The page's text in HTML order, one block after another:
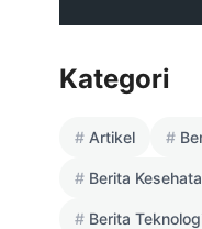
Kategori
Artikel
Berita
Berita